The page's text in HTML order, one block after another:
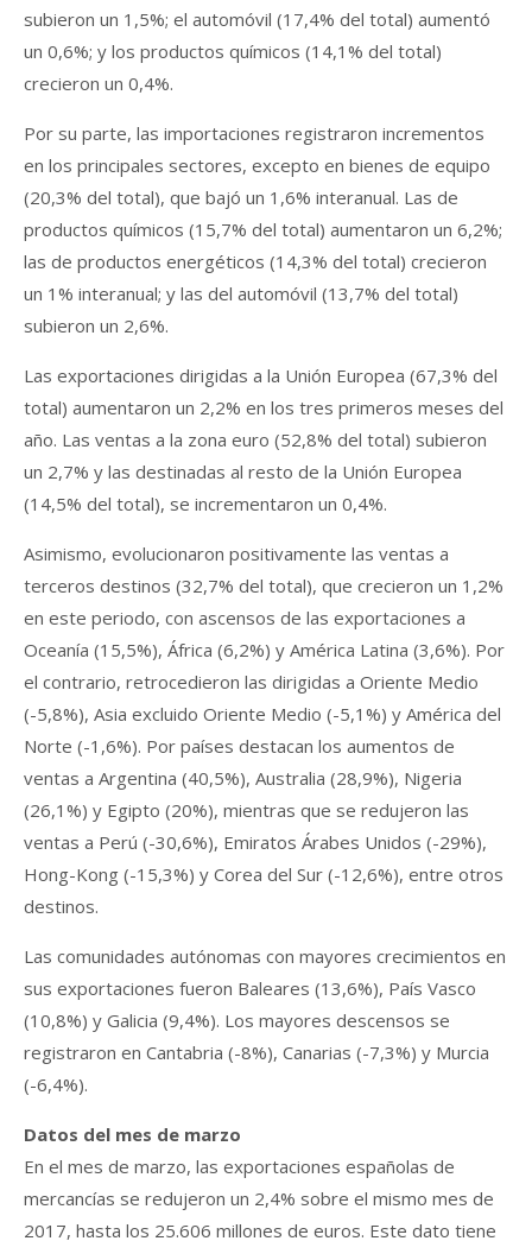
subieron un 1,5%; el automóvil (17,4% del total) aumentó
un 0,6%; y los productos químicos (14,1% del total)
crecieron un 0,4%.
Por su parte, las importaciones registraron incrementos
en los principales sectores, excepto en bienes de equipo
(20,3% del total), que bajó un 1,6% interanual. Las de
productos químicos (15,7% del total) aumentaron un 6,2%;
las de productos energéticos (14,3% del total) crecieron
un 1% interanual; y las del automóvil (13,7% del total)
subieron un 2,6%.
Las exportaciones dirigidas a la Unión Europea (67,3% del
total) aumentaron un 2,2% en los tres primeros meses del
año. Las ventas a la zona euro (52,8% del total) subieron
un 2,7% y las destinadas al resto de la Unión Europea
(14,5% del total), se incrementaron un 0,4%.
Asimismo, evolucionaron positivamente las ventas a
terceros destinos (32,7% del total), que crecieron un 1,2%
en este periodo, con ascensos de las exportaciones a
Oceanía (15,5%), África (6,2%) y América Latina (3,6%). Por
el contrario, retrocedieron las dirigidas a Oriente Medio
(-5,8%), Asia excluido Oriente Medio (-5,1%) y América del
Norte (-1,6%). Por países destacan los aumentos de
ventas a Argentina (40,5%), Australia (28,9%), Nigeria
(26,1%) y Egipto (20%), mientras que se redujeron las
ventas a Perú (-30,6%), Emiratos Árabes Unidos (-29%),
Hong-Kong (-15,3%) y Corea del Sur (-12,6%), entre otros
destinos.
Las comunidades autónomas con mayores crecimientos en
sus exportaciones fueron Baleares (13,6%), País Vasco
(10,8%) y Galicia (9,4%). Los mayores descensos se
registraron en Cantabria (-8%), Canarias (-7,3%) y Murcia
(-6,4%).
Datos del mes de marzo
En el mes de marzo, las exportaciones españolas de
mercancías se redujeron un 2,4% sobre el mismo mes de
2017, hasta los 25.606 millones de euros. Este dato tiene